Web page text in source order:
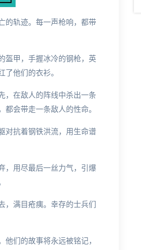
的轨迹。每一声枪响，都带
盔甲，手握冰冷的钢枪，英
他们的衣衫。
，在敌人的阵线中杀出一条
会带走一条敌人的性命。
对抗着钢铁洪流，用生命谱
，用尽最后一丝力气，引爆
，满目疮痍。幸存的士兵们
们的故事将永远被铭记，